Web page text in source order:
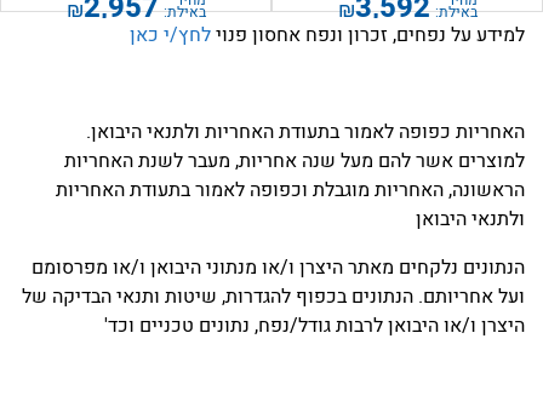
באילת: ₪ באילת: ₪
למידע על נפחים, זכרון ונפח אחסון פנוילחץ/י כאן
האחריות כפופה לאמור בתעודת האחריות ולתנאי היבואן.
למוצרים אשר להם מעל שנה אחריות, מעבר לשנת האחריות
הראשונה, האחריות מוגבלת וכפופה לאמור בתעודת האחריות
ולתנאי היבואן
הנתונים נלקחים מאתר היצרן ו/או מנתוני היבואן ו/או מפרסומם
ועל אחריותם. הנתונים בכפוף להגדרות, שיטות ותנאי הבדיקה של
היצרן ו/או היבואן לרבות גודל/נפח, נתונים טכניים וכד'